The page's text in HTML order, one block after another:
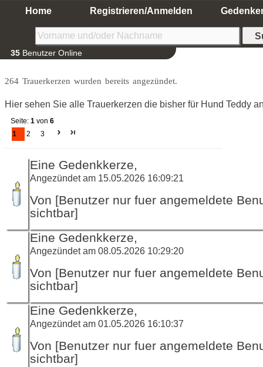
Home Registrieren/Anmelden
35 Benutzer Online
264 Trauerkerzen wurden bereits angezündet.
Hier sehen Sie alle Trauerkerzen die bisher für Hund Teddy
Seite: 1 von 6
1
2 3
Eine Gedenkkerze,
Angezündet am 15.05.2026 16:09:21
Von [Benutzer nur fuer angemeldete
sichtbar]
Eine Gedenkkerze,
Angezündet am 08.05.2026 10:29:20
Von [Benutzer nur fuer angemeldete
sichtbar]
Eine Gedenkkerze,
Angezündet am 01.05.2026 16:10:37
Von [Benutzer nur fuer angemeldete
sichtbar]